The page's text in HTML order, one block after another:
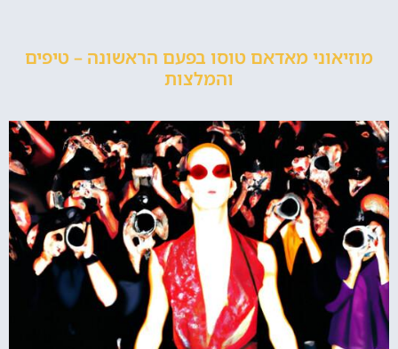
מוזיאוני מאדאם טוסו בפעם הראשונה – טיפים
והמלצות